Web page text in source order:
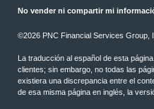
No vender ni compartir mi
©2026 PNC Financial Services Group,
La traducción al español de esta
clientes; sin embargo, no todas las
existiera una discrepancia entre el
de esa misma página en inglés, la